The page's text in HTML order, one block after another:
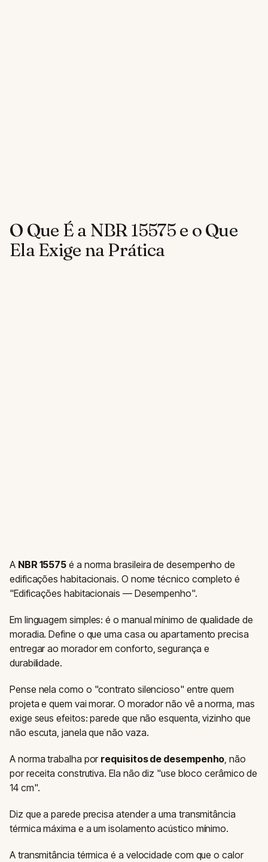
O Que É a NBR 15575 e o Que
Ela Exige na Prática
A NBR 15575 é a norma brasileira de desempenho de
edificações habitacionais. O nome técnico completo é
"Edificações habitacionais — Desempenho".
Em linguagem simples: é o manual mínimo de qualidade de
moradia. Define o que uma casa ou apartamento precisa
entregar ao morador em conforto, segurança e
durabilidade.
Pense nela como o "contrato silencioso" entre quem
projeta e quem vai morar. O morador não vê a norma, mas
exige seus efeitos: parede que não esquenta, vizinho que
não escuta, janela que não vaza.
A norma trabalha por requisitos de desempenho , não
por receita construtiva. Ela não diz "use bloco cerâmico de
14 cm".
Diz que a parede precisa atender a uma transmitância
térmica máxima e a um isolamento acústico mínimo.
A transmitância térmica é a velocidade com que o calor